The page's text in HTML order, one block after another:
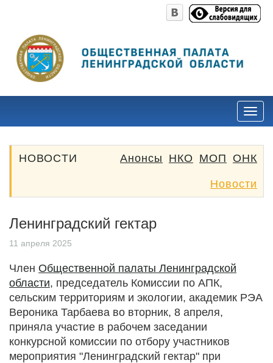
НОВОСТИ ОНК
МОП
НКО
Анонсы
Новости
Ленинградский гектар
11 апреля 2025
Член Общественной палаты Ленинградской
области, председатель Комиссии по АПК,
сельским территориям и экологии, академик РЭА
Вероника Тарбаева во вторник, 8 апреля,
приняла участие в рабочем заседании
конкурсной комиссии по отбору участников
мероприятия "Ленинградский гектар" при